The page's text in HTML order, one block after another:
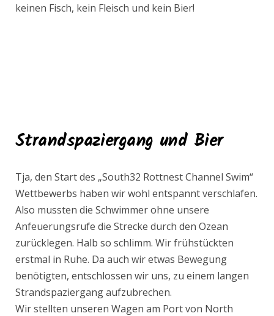
keinen Fisch, kein Fleisch und kein Bier!
Strandspaziergang und Bier
Tja, den Start des „South32 Rottnest Channel Swim“
Wettbewerbs haben wir wohl entspannt verschlafen.
Also mussten die Schwimmer ohne unsere
Anfeuerungsrufe die Strecke durch den Ozean
zurücklegen. Halb so schlimm. Wir frühstückten
erstmal in Ruhe. Da auch wir etwas Bewegung
benötigten, entschlossen wir uns, zu einem langen
Strandspaziergang aufzubrechen.
Wir stellten unseren Wagen am Port von North